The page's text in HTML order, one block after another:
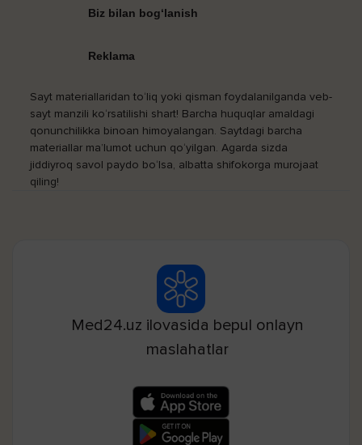
Biz bilan bog‘lanish
Reklama
Sayt materiallaridan to‘liq yoki qisman foydalanilganda veb-
sayt manzili ko‘rsatilishi shart! Barcha huquqlar amaldagi
qonunchilikka binoan himoyalangan. Saytdagi barcha
materiallar ma’lumot uchun qo‘yilgan. Agarda sizda
jiddiyroq savol paydo bo‘lsa, albatta shifokorga murojaat
qiling!
Med24.uz ilovasida bepul onlayn
maslahatlar